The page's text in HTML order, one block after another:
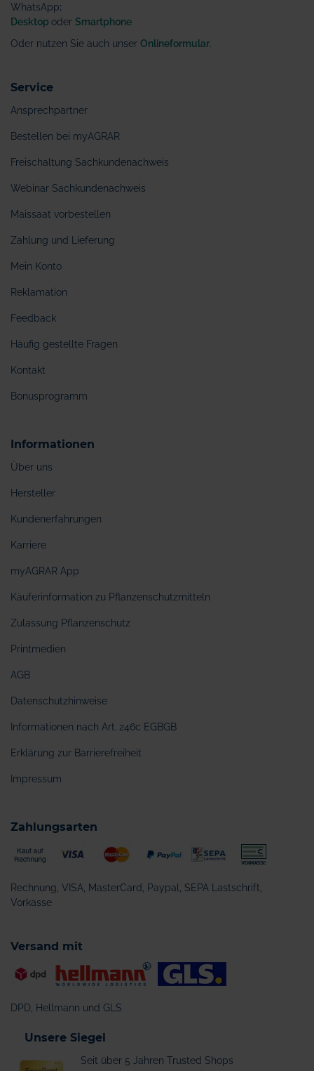
WhatsApp:
Desktop oder Smartphone
Oder nutzen Sie auch unser Onlineformular
Service
Ansprechpartner
Bestellen bei myAGRAR
Freischaltung Sachkundenachweis
Webinar Sachkundenachweis
Maissaat vorbestellen
Zahlung und Lieferung
Mein Konto
Reklamation
Feedback
Häufig gestellte Fragen
Kontakt
Bonusprogramm
Informationen
Über uns
Hersteller
Kundenerfahrungen
Karriere
myAGRAR App
Käuferinformation zu Pflanzenschutzmitteln
Zulassung Pflanzenschutz
Printmedien
AGB
Datenschutzhinweise
Informationen nach Art. 246c EGBGB
Erklärung zur Barrierefreiheit
Impressum
Zahlungsarten
Rechnung, VISA, MasterCard, Paypal, SEPA Lastschrift,
Vorkasse
Versand mit
DPD, Hellmann und GLS
Unsere Siegel
Seit über 5 Jahren Trusted Shops